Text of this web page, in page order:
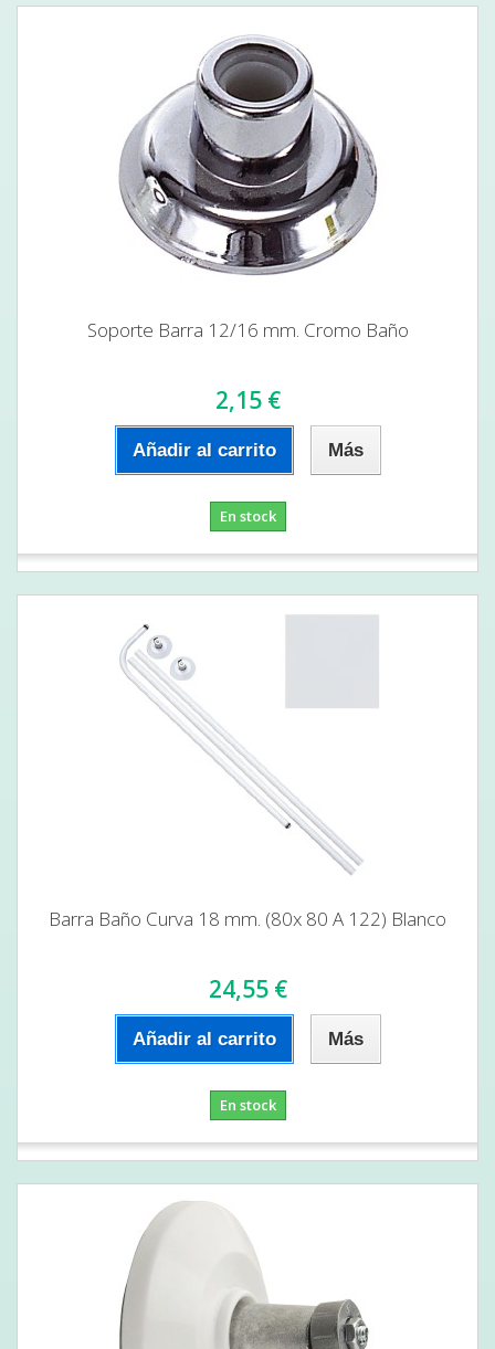
Soporte Barra 12/16 mm. Cromo Baño
2,15 €
Añadir al carrito Más
En stock
Barra Baño Curva 18 mm. (80x 80 A 122) Blanco
24,55 €
Añadir al carrito Más
En stock